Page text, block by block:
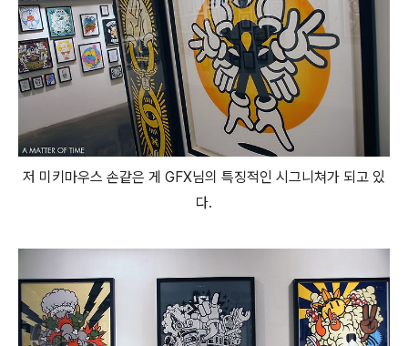
저 미키마우스 손같은 게 GFX님의 특징적인 시그니쳐가 되고 있
다.